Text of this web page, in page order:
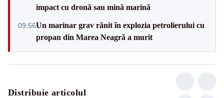
impact cu dronă sau mină marină
09:56Un marinar grav rănit în explozia petrolierului cu
propan din Marea Neagră a murit
Distribuie articolul